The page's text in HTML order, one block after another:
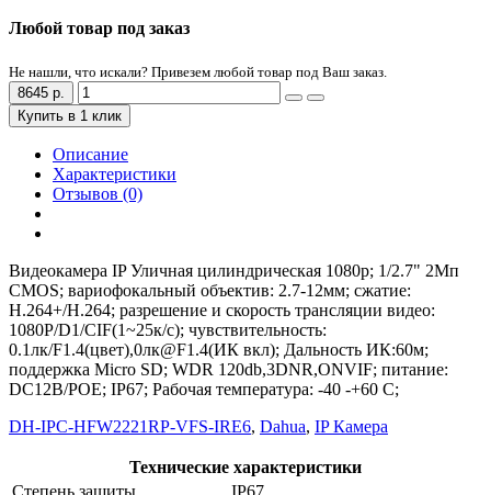
Любой товар под заказ
Не нашли, что искали? Привезем любой товар под Ваш заказ.
8645 р.
Купить в 1 клик
Описание
Характеристики
Отзывов (0)
Видеокамера IP Уличная цилиндрическая 1080p; 1/2.7" 2Mп
CMOS; вариофокальный объектив: 2.7-12мм; сжатие:
H.264+/H.264; разрешение и скорость трансляции видео:
1080P/D1/CIF(1~25к/c); чувствительность:
0.1лк/F1.4(цвет),0лк@F1.4(ИК вкл); Дальность ИК:60м;
поддержка Micro SD; WDR 120db,3DNR,ONVIF; питание:
DC12В/POE; IP67; Рабочая температура: -40 -+60 С;
DH-IPC-HFW2221RP-VFS-IRE6, Dahua, IP Камера
Технические характеристики
Степень защиты
IP67